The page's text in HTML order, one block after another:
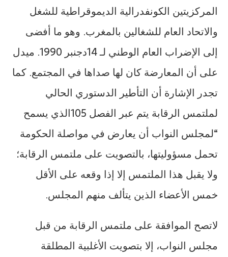
المركزيتين الكونفدرالية الديموقراطية للشغل
والاتحاد العام للشغالين بالمغرب. وهو ما أفضى
إلى الإضراب العام الوطني لـ 14دجنبر 1990. ميدل
على أن المعارضة كان لها صداها في المجتمع. كما
تجدر الإشارة أن التأطير الدستوري الحالي
لملتمس الرقابة يتم عبر الفصل 105الذي يسمح
“لمجلس النواب أن يعارض في مواصلة الحكومة
تحمل مسؤوليتها، بالتصويت على ملتمس الرقابة؛
ولا يقبل هذا الملتمس إلا إذا وقعه على الأقل
خمس الأعضاء الذين يتألف منهم المجلس.
لاتصح الموافقة على ملتمس الرقابة من قبل
مجلس النواب، إلا بتصويت الأغلبية المطلقة